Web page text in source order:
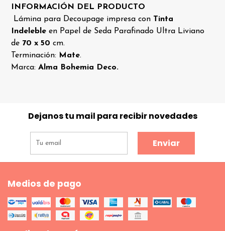
INFORMACIÓN DEL PRODUCTO
Lámina para Decoupage impresa con Tinta
Indeleble en Papel de Seda Parafinado Ultra Liviano
de 70 x 50 cm.
Terminación: Mate.
Marca: Alma Bohemia Deco.
Dejanos tu mail para recibir novedades
Enviar
Medios de pago